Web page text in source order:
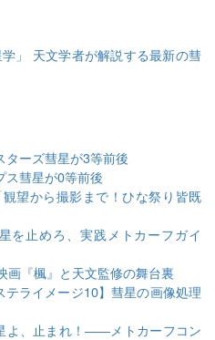
」 天文学者が解説する最新の彗
ターズ彗星が3等前後
ス彗星が0等前後
望から撮影まで！ひな祭り皆既
を止めろ、実践メトカーフガイ
『楓』と天文監修の舞台裏
テライメージ10】彗星の画像処理
よ、止まれ！――メトカーフコン